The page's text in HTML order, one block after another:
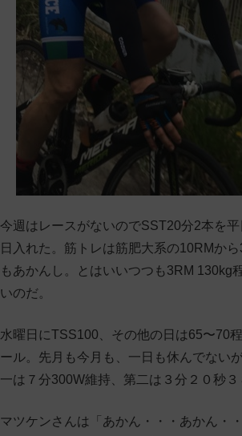
今週はレースがないのでSST20分2本を
日入れた。筋トレは筋肥大系の10RMか
もあかんし。とはいいつつも3RM 130kg
いのだ。
水曜日にTSS100、その他の日は65〜70
ール。先月も今月も、一日も休んでない
一は７分300W維持、第二は３分２０秒
マツケンさんは「あかん・・・あかん・